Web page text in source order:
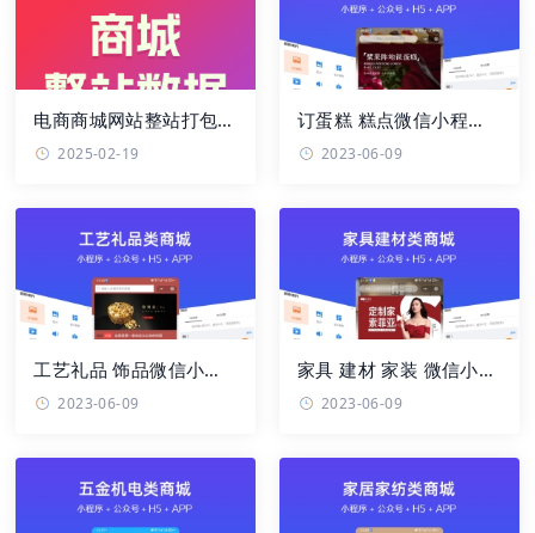
电商商城网站整站打包，
带完整商品数据，适合申
请支付 ...
2025-02-19
订蛋糕 糕点微信小程
序、app、H5、PC商
城、微信公众号 ...
2023-06-09
工艺礼品 饰品微信小程
序、app、H5、PC商
2023-06-09
家具 建材 家装 微信小程
序、app、H5手机网
站、PC网站 ...
2023-06-09